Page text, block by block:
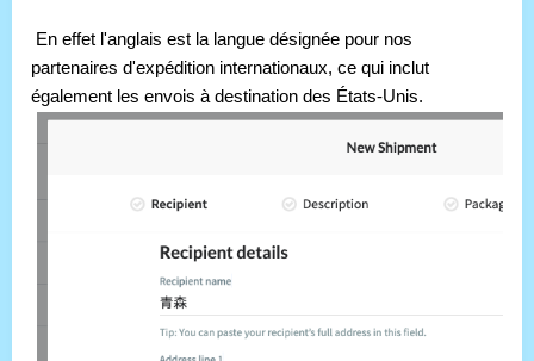
En effet l'anglais est la langue désignée pour nos
partenaires d'expédition internationaux, ce qui inclut
également les envois à destination des États-Unis.